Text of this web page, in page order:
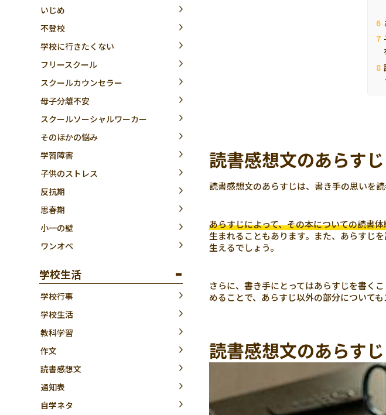
いじめ
不登校
学校に行きたくない
フリースクール
スクールカウンセラー
母子分離不安
スクールソーシャルワーカー
そのほかの悩み
学習障害
子供のストレス
反抗期
思春期
小一の壁
ワンオペ
学校生活
学校行事
学校生活
教科学習
作文
読書感想文
通知表
自学ネタ
読書感想文のあらす
読書感想文のあらすじは、書き手の思いを
あらすじによって、その本についての読書
生まれることもあります。また、あらすじ
生えるでしょう。
さらに、書き手にとってはあらすじを書く
めることで、あらすじ以外の部分について
読書感想文のあらす